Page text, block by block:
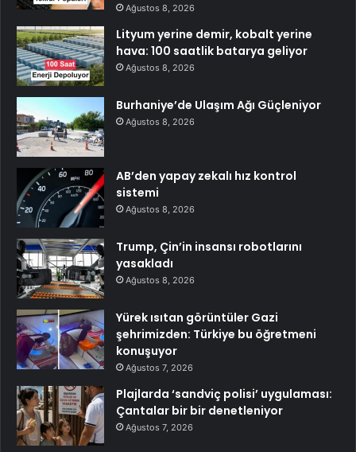
Ağustos 8, 2026
Lityum yerine demir, kobalt yerine
hava: 100 saatlik batarya geliyor
Ağustos 8, 2026
Burhaniye’de Ulaşım Ağı Güçleniyor
Ağustos 8, 2026
AB’den yapay zekalı hız kontrol
sistemi
Ağustos 8, 2026
Trump, Çin’in insansı robotlarını
yasakladı
Ağustos 8, 2026
Yürek ısıtan görüntüler Gazi
şehrimizden: Türkiye bu öğretmeni
konuşuyor
Ağustos 7, 2026
Plajlarda ‘sandviç polisi’ uygulaması:
Çantalar bir bir denetleniyor
Ağustos 7, 2026